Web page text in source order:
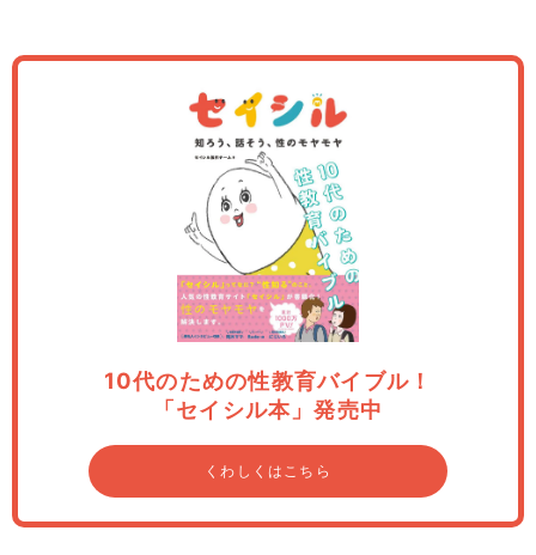
10代のための性教育バイブル！
「セイシル本」発売中
くわしくはこちら